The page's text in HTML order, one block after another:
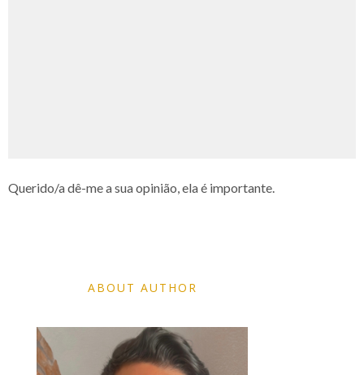
Querido/a dê-me a sua opinião, ela é importante.
ABOUT AUTHOR